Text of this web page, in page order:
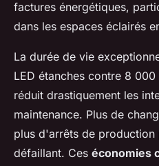
factures énergétiques,
dans les espaces éclairés
La durée de vie
LED étanches contre 8
réduit drastiquement les
maintenance. Plus de
plus d'arrêts de
défaillant. Ces économies